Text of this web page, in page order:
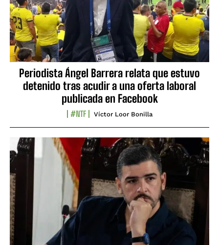
Periodista Ángel Barrera relata que estuvo
detenido tras acudir a una oferta laboral
publicada en Facebook
#NTF Víctor Loor Bonilla